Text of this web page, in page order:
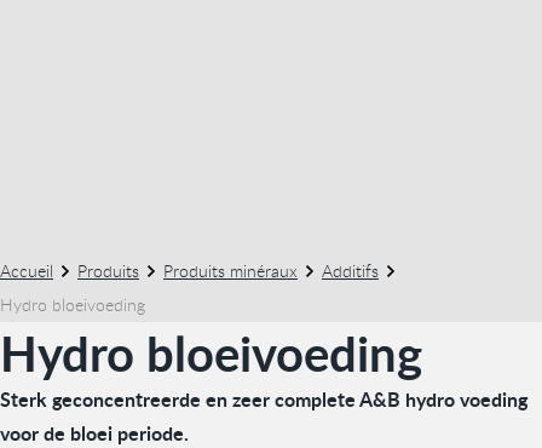
Accueil Produits Produits minéraux
Additifs
Hydro bloeivoeding
Hydro bloeivoeding
Sterk geconcentreerde en zeer complete A&B hydro voeding
voor de bloei periode.